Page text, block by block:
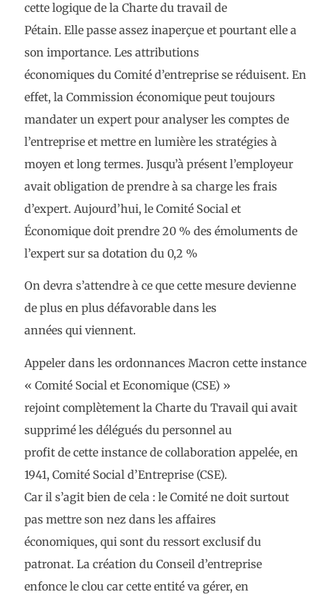
cette logique de la Charte du travail de
Pétain. Elle passe assez inaperçue et pourtant elle a
son importance. Les attributions
économiques du Comité d’entreprise se réduisent. En
effet, la Commission économique peut toujours
mandater un expert pour analyser les comptes de
l’entreprise et mettre en lumière les stratégies à
moyen et long termes. Jusqu’à présent l’employeur
avait obligation de prendre à sa charge les frais
d’expert. Aujourd’hui, le Comité Social et
Économique doit prendre 20 % des émoluments de
l’expert sur sa dotation du 0,2 %
On devra s’attendre à ce que cette mesure devienne
de plus en plus défavorable dans les
années qui viennent.
Appeler dans les ordonnances Macron cette instance
« Comité Social et Economique (CSE) »
rejoint complètement la Charte du Travail qui avait
supprimé les délégués du personnel au
profit de cette instance de collaboration appelée, en
1941, Comité Social d’Entreprise (CSE).
Car il s’agit bien de cela : le Comité ne doit surtout
pas mettre son nez dans les affaires
économiques, qui sont du ressort exclusif du
patronat. La création du Conseil d’entreprise
enfonce le clou car cette entité va gérer, en